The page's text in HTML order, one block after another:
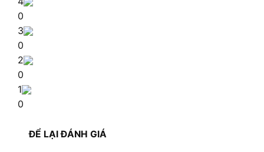
0
3
0
2
0
1
0
ĐỂ LẠI ĐÁNH GIÁ